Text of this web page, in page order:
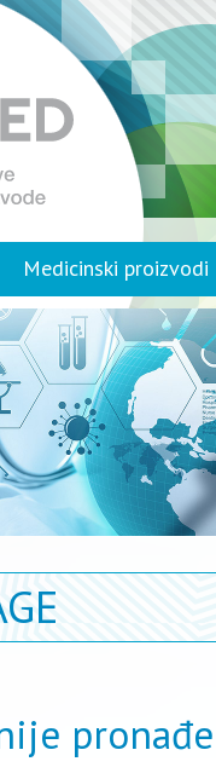
Medicinski proizvodi